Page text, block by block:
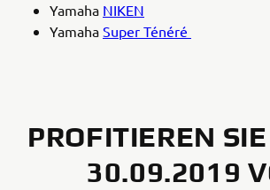
Yamaha NIKEN
Yamaha Super Ténéré
PROFITIEREN
30.09.2019